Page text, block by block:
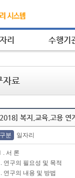
리 수행기
자료
복지.교육.고용 연
구분 일자리
서 론
연구의 필요성 및 목적
연구의 내용 및 방법